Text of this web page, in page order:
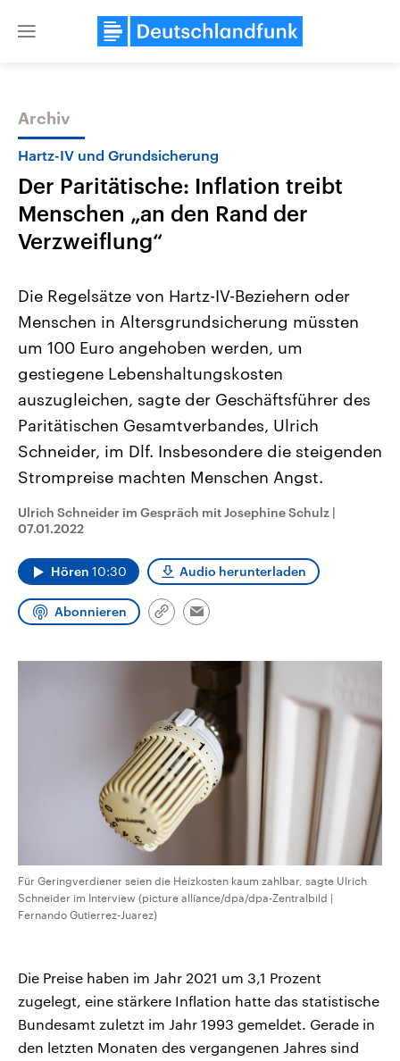
Close
Themen
Aktuelle Beiträge, Analysen und
Hintergründe
Wirtschaftlich und militärisch
gehören die Vereinigten Staaten zu
den mächtigsten Ländern der Erde,
mit großem Einfluss auf das
aktuelle Weltgeschehen.
Aktuelle Lage und
Der Überfall der
Terrororganisation Hamas
Oktober 2023 auf Israel
Region wieder die Gewalt
Israel möchte die Hamas
Libanon vom Iran
Sendungen Programm Podcasts
Archiv
Hartz-IV und Grundsicherung
Der Paritätische: Inflation treibt
Menschen „an den Rand der
Verzweiflung“
Die Regelsätze von Hartz-IV-Beziehern oder
Menschen in Altersgrundsicherung müssten
um 100 Euro angehoben werden, um
gestiegene Lebenshaltungskosten
auszugleichen, sagte der Geschäftsführer des
Paritätischen Gesamtverbandes, Ulrich
Schneider, im Dlf. Insbesondere die steigenden
Strompreise machten Menschen Angst.
Ulrich Schneider im Gespräch mit Josephine Schulz |
07.01.2022
Hören 10:30 Audio herunterladen
Abonnieren
Link
Email
Für Geringverdiener seien die Heizkosten kaum zahlbar, sagte Ulrich
Schneider im Interview (picture alliance/dpa/dpa-Zentralbild |
Fernando Gutierrez-Juarez)
Die Preise haben im Jahr 2021 um 3,1 Prozent
zugelegt, eine stärkere Inflation hatte das statistische
Bundesamt zuletzt im Jahr 1993 gemeldet. Gerade in
den letzten Monaten des vergangenen Jahres sind